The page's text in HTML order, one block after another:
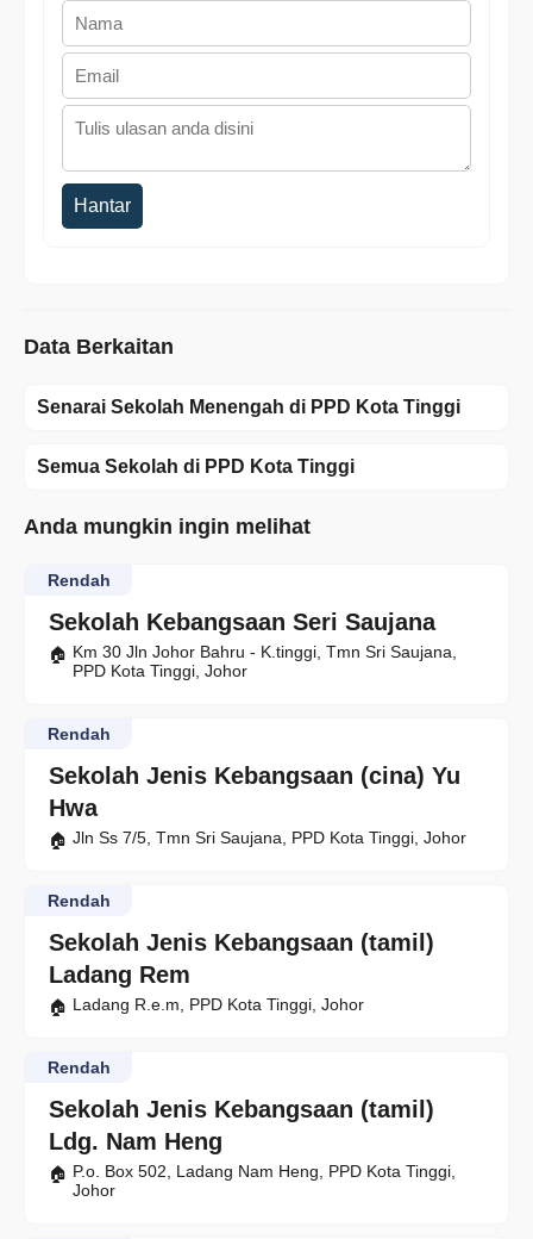
Hantar
Data Berkaitan
Senarai Sekolah Menengah di PPD Kota Tinggi
Semua Sekolah di PPD Kota Tinggi
Anda mungkin ingin melihat
Sekolah Kebangsaan Seri Saujana
Rendah
Km 30 Jln Johor Bahru - K.tinggi, Tmn Sri Saujana,
PPD Kota Tinggi, Johor
Sekolah Jenis Kebangsaan (cina) Yu
Hwa
Rendah
Jln Ss 7/5, Tmn Sri Saujana, PPD Kota Tinggi, Johor
Sekolah Jenis Kebangsaan (tamil)
Ladang Rem
Rendah
Ladang R.e.m, PPD Kota Tinggi, Johor
Sekolah Jenis Kebangsaan (tamil)
Ldg. Nam Heng
Rendah
P.o. Box 502, Ladang Nam Heng, PPD Kota Tinggi,
Johor